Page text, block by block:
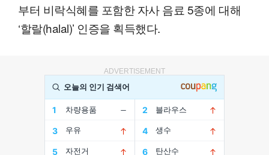
부터 비락식혜를 포함한 자사 음료 5종에 대해
‘할랄(halal)’ 인증을 획득했다.
ADVERTISEMENT